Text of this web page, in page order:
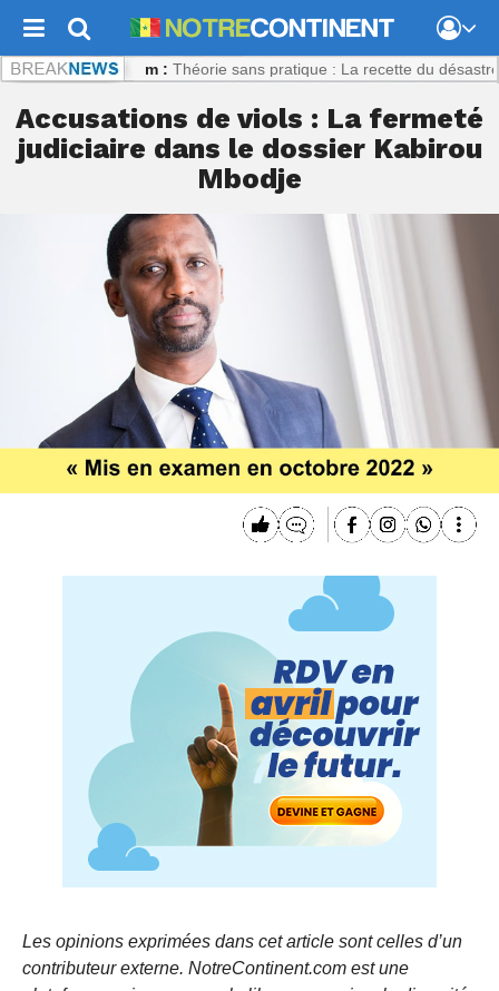
: Théorie sans pratique : La recette du désastre des
Accusations de viols : La fermeté
judiciaire dans le dossier Kabirou
Mbodje
Les opinions exprimées dans cet article sont celles d’un
contributeur externe. NotreContinent.com est une